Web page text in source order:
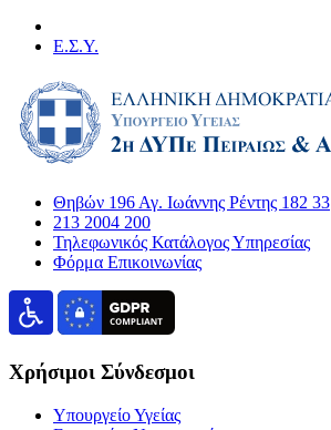
Ε.Σ.Υ.
Θηβών 196 Αγ. Ιωάννης Ρέντης 182 33
213 2004 200
Τηλεφωνικός Κατάλογος Υπηρεσίας
Φόρμα Επικοινωνίας
Χρήσιμοι Σύνδεσμοι
Υπουργείο Υγείας